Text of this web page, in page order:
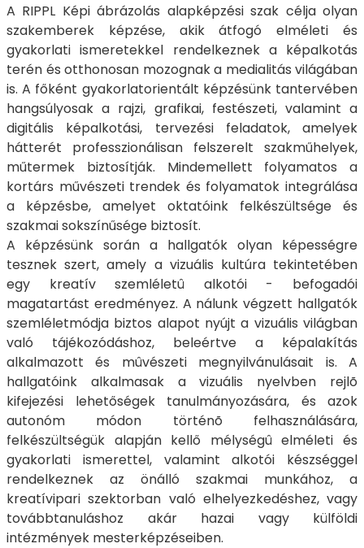
A RIPPL Képi ábrázolás alapképzési szak célja olyan
szakemberek képzése, akik átfogó elméleti és
gyakorlati ismeretekkel rendelkeznek a képalkotás
terén és otthonosan mozognak a medialitás világában
is. A főként gyakorlatorientált képzésünk tantervében
hangsúlyosak a rajzi, grafikai, festészeti, valamint a
digitális képalkotási, tervezési feladatok, amelyek
hátterét professzionálisan felszerelt szakműhelyek,
műtermek biztosítják. Mindemellett folyamatos a
kortárs művészeti trendek és folyamatok integrálása
a képzésbe, amelyet oktatóink felkészültsége és
szakmai sokszínűsége biztosít.
A képzésünk során a hallgatók olyan képességre
tesznek szert, amely a vizuális kultúra tekintetében
egy kreatív szemléletû alkotói - befogadói
magatartást eredményez. A nálunk végzett hallgatók
szemléletmódja biztos alapot nyújt a vizuális világban
való tájékozódáshoz, beleértve a képalakítás
alkalmazott és mûvészeti megnyilvánulásait is. A
hallgatóink alkalmasak a vizuális nyelvben rejlõ
kifejezési lehetőségek tanulmányozására, és azok
autonóm módon történõ felhasználására,
felkészültségük alapján kellő mélységû elméleti és
gyakorlati ismerettel, valamint alkotói készséggel
rendelkeznek az önálló szakmai munkához, a
kreatívipari szektorban való elhelyezkedéshez, vagy
továbbtanuláshoz akár hazai vagy külföldi
intézmények mesterképzéseiben.